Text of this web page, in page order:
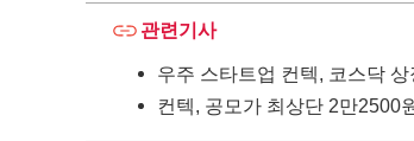
관련기사
우주 스타트업 컨텍, 코스닥
컨텍, 공모가 최상단 2만2500